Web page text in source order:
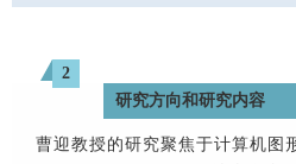
2
研究方向和研究内容
曹迎教授的研究聚焦于计算机图